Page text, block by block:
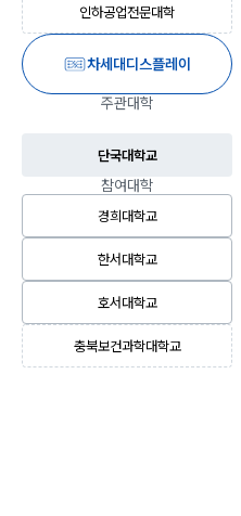
인하공업전문대학
차세대디스플레이
주관대학
단국대학교
참여대학
경희대학교
한서대학교
호서대학교
충북보건과학대학교